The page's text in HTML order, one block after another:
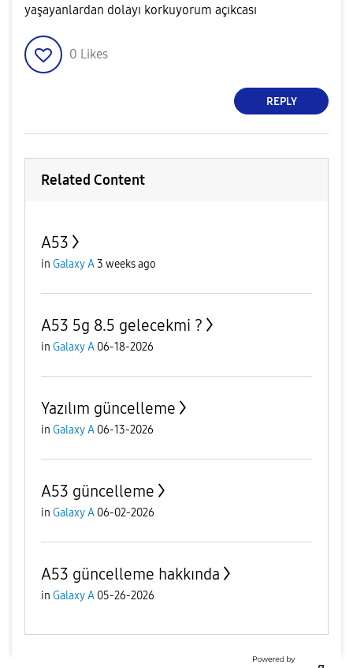
yaşayanlardan dolayı korkuyorum açıkcası
0 Likes
REPLY
Related Content
A53
in Galaxy A3 weeks ago
A53 5g 8.5 gelecekmi ?
in Galaxy A 06-18-2026
Yazılım güncelleme
in Galaxy A 06-13-2026
A53 güncelleme
in Galaxy A 06-02-2026
A53 güncelleme hakkında
in Galaxy A 05-26-2026